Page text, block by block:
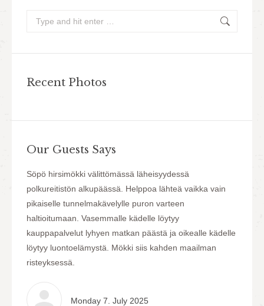
Search:
Recent Photos
Our Guests Says
Söpö hirsimökki välittömässä läheisyydessä
polkureitistön alkupäässä. Helppoa lähteä vaikka vain
pikaiselle tunnelmakävelylle puron varteen
haltioitumaan. Vasemmalle kädelle löytyy
kauppapalvelut lyhyen matkan päästä ja oikealle kädelle
löytyy luontoelämystä. Mökki siis kahden maailman
risteyksessä.
Monday 7. July 2025